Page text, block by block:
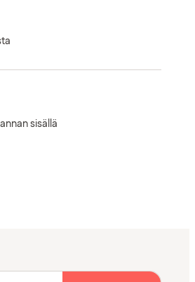
sisällä